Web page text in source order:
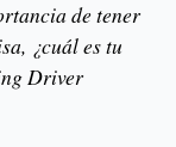
de tener
¿cuál es tu
Driver